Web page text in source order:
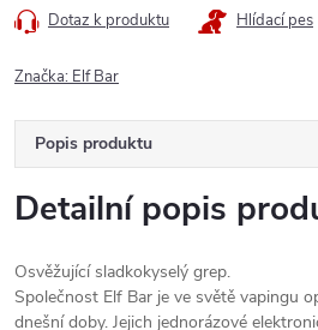
Dotaz k produktu Hlídací pes
Značka: Elf Bar
Popis produktu
Detailní popis
Osvěžující sladkokyselý grep.
Společnost Elf Bar je ve světě vapingu
dnešní doby. Jejich jednorázové